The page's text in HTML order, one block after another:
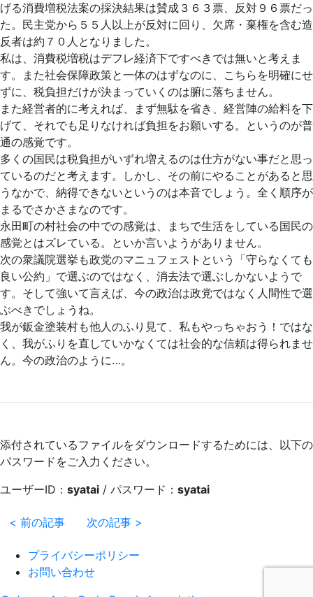
げる消費増税法案の採決結果は賛成３６３票、反対９６票だっ
た。民主党から５５人以上が反対に回り、欠席・棄権を含む造
反者は約７０人となりました。
私は、消費税増税はデフレ経済下ですべきでは無いと考えま
す。また社会保障政策と一体のはずなのに、こちらを明確にせ
ずに、税負担だけが決まっていくのは腑に落ちません。
また経営者的に考えれば、まず無駄を省き、経営陣の給料を下
げて、それでも足りなければ負担をお願いする。というのが普
通の感覚です。
多くの国民は税負担がいずれ増えるのは仕方がない事だと思っ
ているのだと考えます。しかし、その前にやることがあると思
うなかで、納得できないというのは本音でしょう。全く順序が
まるでさかさまなのです。
永田町の村社会の中での感覚は、まちで生活をしている国民の
感覚とはズレている。といか言いようがありません。
次の衆議院選挙も政党のマニュフェストという「守らなくても
良い公約」で選ぶのではなく、消去法で選ぶしかないようで
す。そして強いて言えば、今の政治は政党ではなく人間性で選
ぶべきでしょうね。
我が鈑金塗装村も他人のふり見て、私もやっちゃおう！ではな
く、我がふりを直していかなくては社会的な信頼は得られませ
ん。今の政治のように…。
添付されているファイルをダウンロードするためには、以下の
パスワードをご入力ください。
ユーザーID： syatai / パスワード： syatai
< 前の記事 次の記事 >
プライバシーポリシー
お問い合わせ